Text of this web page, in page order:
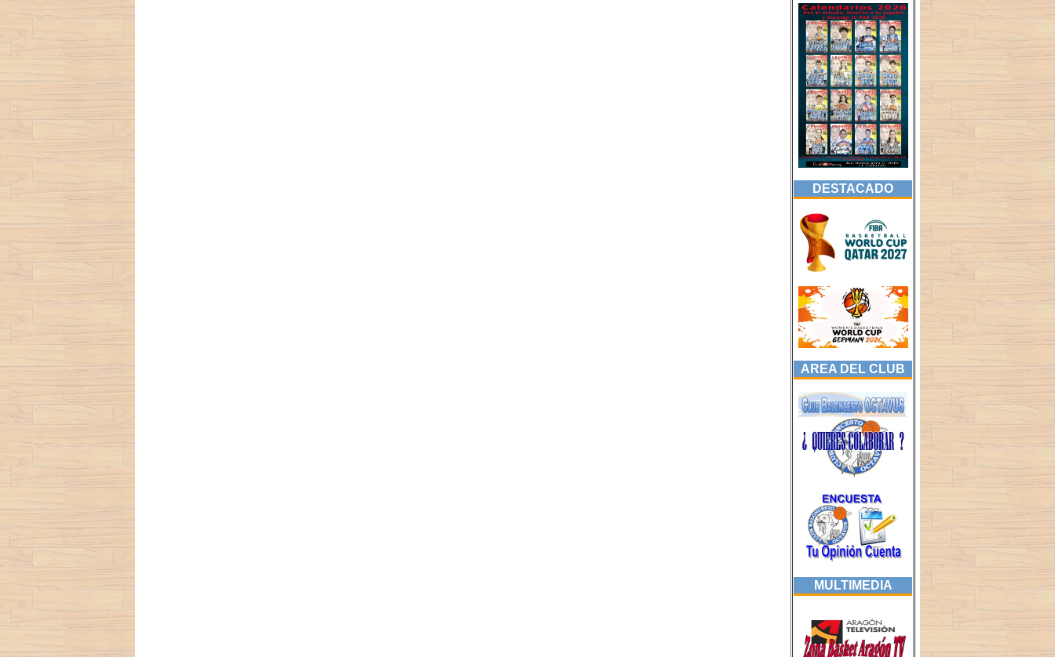
DESTACADO
AREA DEL CLUB
MULTIMEDIA